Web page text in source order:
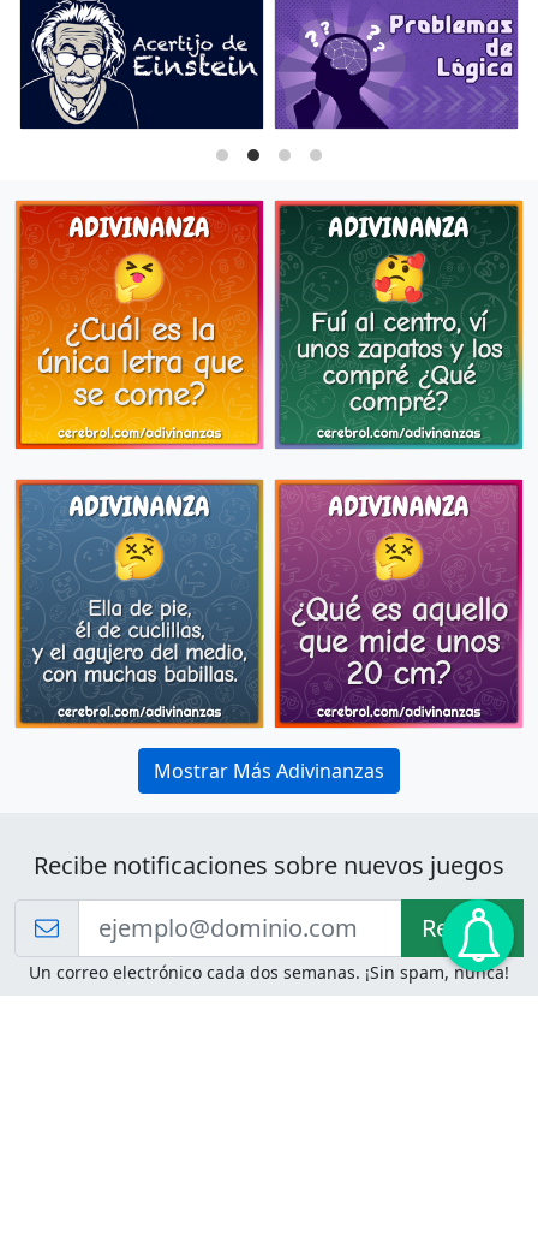
Mostrar Más Adivinanzas
Recibe notificaciones sobre nuevos juegos
Recibir!
Un correo electrónico cada dos semanas. ¡Sin spam, nunca!